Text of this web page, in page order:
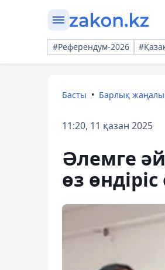
#Референдум-2026
Басты Барлық
11:20, 11 қазан 2025
Әлемге
өз